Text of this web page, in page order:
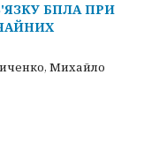
БПЛА ПРИ
Михайло